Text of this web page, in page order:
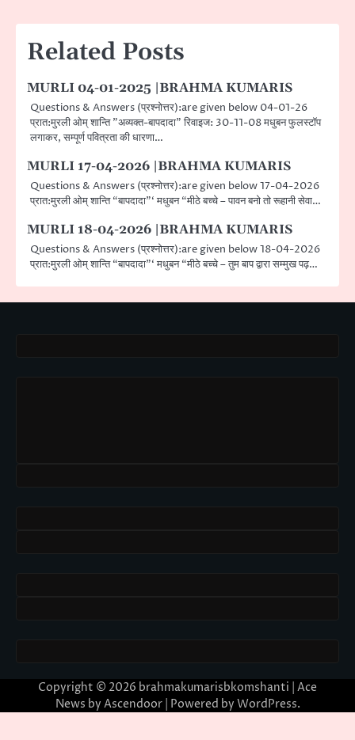
Related Posts
MURLI 04-01-2025 |BRAHMA KUMARIS
Questions & Answers (प्रश्नोत्तर):are given below 04-01-26
प्रात:मुरली ओम् शान्ति ”अव्यक्त-बापदादा” रिवाइज: 30-11-08 मधुबन फुलस्टॉप
लगाकर, सम्पूर्ण पवित्रता की धारणा…
MURLI 17-04-2026 |BRAHMA KUMARIS
Questions & Answers (प्रश्नोत्तर):are given below 17-04-2026
प्रात:मुरली ओम् शान्ति “बापदादा”‘ मधुबन “मीठे बच्चे – पावन बनो तो रूहानी सेवा…
MURLI 18-04-2026 |BRAHMA KUMARIS
Questions & Answers (प्रश्नोत्तर):are given below 18-04-2026
प्रात:मुरली ओम् शान्ति “बापदादा”‘ मधुबन “मीठे बच्चे – तुम बाप द्वारा सम्मुख पढ़…
Copyright © 2026 brahmakumarisbkomshanti | Ace
News by Ascendoor| Powered by WordPress.